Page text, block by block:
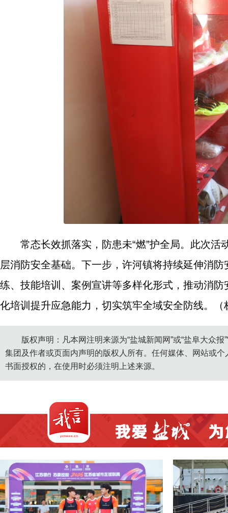
常态长效抓落实，防患未“燃”护全局。此次
层消防安全基础。下一步，许河镇将持续延伸消
练、技能培训、案例宣讲等多样化形式，推动消
化培训提升应急能力，切实筑牢全域安全防线。（
版权声明：凡本网注明来源为“盐城新闻网”或“盐阜大众
集团及作者或页面内声明的版权人所有。任何媒体、网站或
书面授权的，在使用时必须注明上述来源。